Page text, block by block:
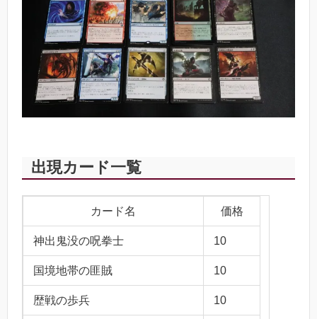
出現カード一覧
カード名 価格
神出鬼没の呪拳士 10
国境地帯の匪賊 10
歴戦の歩兵 10